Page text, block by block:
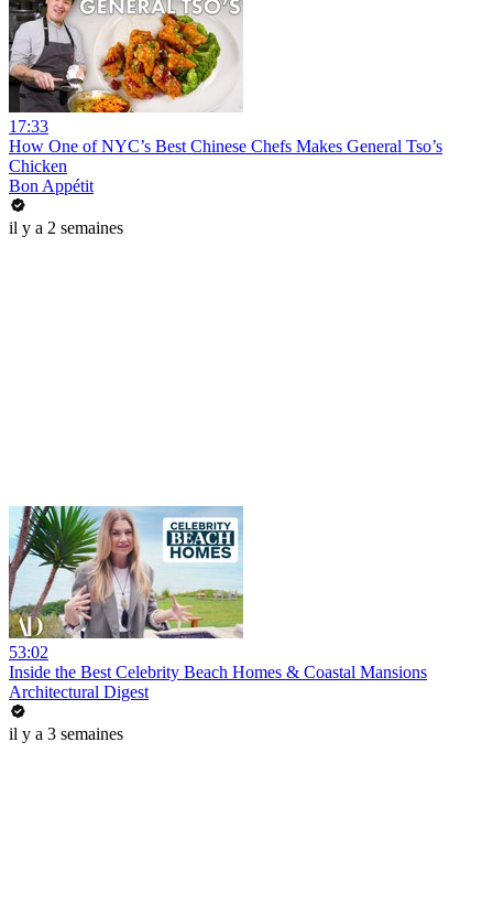
17:33
How One of NYC’s Best Chinese Chefs Makes General Tso’s
Chicken
Bon Appétit
il y a 2 semaines
53:02
Inside the Best Celebrity Beach Homes & Coastal Mansions
Architectural Digest
il y a 3 semaines